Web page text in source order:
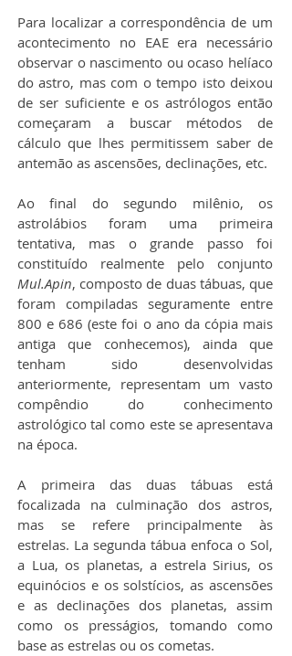
Para localizar a correspondência de um
acontecimento no EAE era necessário
observar o nascimento ou ocaso helíaco
do astro, mas com o tempo isto deixou
de ser suficiente e os astrólogos então
começaram a buscar métodos de
cálculo que lhes permitissem saber de
antemão as ascensões, declinações, etc.
Ao final do segundo milênio, os
astrolábios foram uma primeira
tentativa, mas o grande passo foi
Mul.Apin, composto de duas tábuas, que
foram compiladas seguramente entre
800 e 686 (este foi o ano da cópia mais
antiga que conhecemos), ainda que
tenham sido desenvolvidas
anteriormente, representam um vasto
compêndio do conhecimento
astrológico tal como este se apresentava
na época.
A primeira das duas tábuas está
focalizada na culminação dos astros,
mas se refere principalmente às
estrelas. La segunda tábua enfoca o Sol,
a Lua, os planetas, a estrela Sirius, os
equinócios e os solstícios, as ascensões
e as declinações dos planetas, assim
como os presságios, tomando como
base as estrelas ou os cometas.